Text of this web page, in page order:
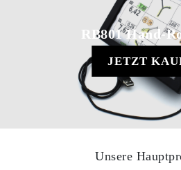
RB801 Hand-
JETZT
Unsere